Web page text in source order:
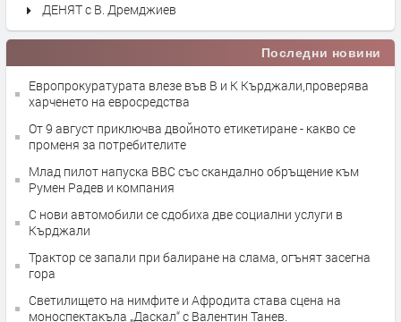
ДЕНЯТ с В. Дремджиев
Последни новини
Европрокуратурата влезе във В и К Кърджали,проверява
харченето на евросредства
От 9 август приключва двойното етикетиране - какво се
променя за потребителите
Млад пилот напуска ВВС със скандално обръщение към
Румен Радев и компания
С нови автомобили се сдобиха две социални услуги в
Кърджали
Трактор се запали при балиране на слама, огънят засегна
гора
Светилището на нимфите и Афродита става сцена на
моноспектакъла „Даскал“ с Валентин Танев.